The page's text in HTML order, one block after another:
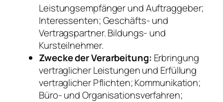
Leistungsempfänger und Auftraggeber;
Interessenten; Geschäfts- und
Vertragspartner. Bildungs- und
Kursteilnehmer.
Zwecke der Verarbeitung: Erbringung
vertraglicher Leistungen und Erfüllung
vertraglicher Pflichten; Kommunikation;
Büro- und Organisationsverfahren;